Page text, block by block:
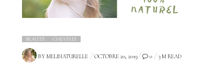
BEAUTÉ CHEVEUX
BY MELINATURELLE
POSTED
OCTOBRE 20, 2019 0 3 M READ